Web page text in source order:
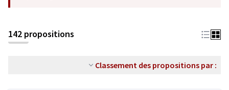
142 propositions
Classement des propositions par :